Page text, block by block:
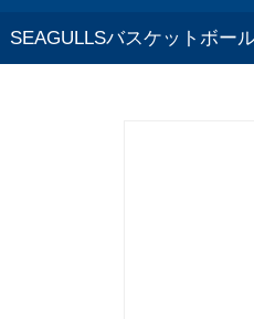
SEAGULLSバスケットボー